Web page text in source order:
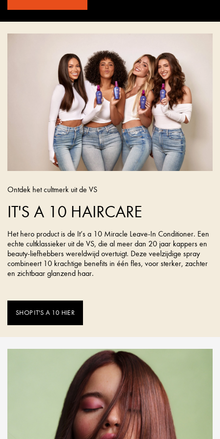
Ontdek het cultmerk uit de VS
IT'S A 10 HAIRCARE
Het hero product is de It’s a 10 Miracle Leave-In Conditioner. Een
echte cultklassieker uit de VS, die al meer dan 20 jaar kappers en
beauty-liefhebbers wereldwijd overtuigt. Deze veelzijdige spray
combineert 10 krachtige benefits in één fles, voor sterker, zachter
en zichtbaar glanzend haar.
SHOP IT'S A 10 HIER